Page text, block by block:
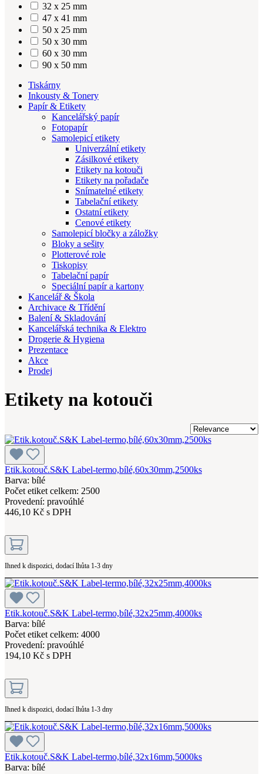
32 x 25 mm
47 x 41 mm
50 x 25 mm
50 x 30 mm
60 x 30 mm
90 x 50 mm
Tiskárny
Inkousty & Tonery
Papír & Etikety
Kancelářský papír
Fotopapír
Samolepicí etikety
Univerzální etikety
Zásilkové etikety
Etikety na kotouči
Etikety na pořadače
Snímatelné etikety
Tabelační etikety
Ostatní etikety
Cenové etikety
Samolepicí bločky a záložky
Bloky a sešity
Plotterové role
Tiskopisy
Tabelační papír
Speciální papír a kartony
Kancelář & Škola
Archivace & Třídění
Balení & Skladování
Kancelářská technika & Elektro
Drogerie & Hygiena
Prezentace
Akce
Prodej
Etikety na kotouči
Etik.kotouč.S&K Label-termo,bílé,60x30mm,2500ks
Barva: bílé
Počet etiket celkem: 2500
Provedení: pravoúhlé
446,10 Kč s DPH
Ihned k dispozici, dodací lhůta 1-3 dny
Etik.kotouč.S&K Label-termo,bílé,32x25mm,4000ks
Barva: bílé
Počet etiket celkem: 4000
Provedení: pravoúhlé
194,10 Kč s DPH
Ihned k dispozici, dodací lhůta 1-3 dny
Etik.kotouč.S&K Label-termo,bílé,32x16mm,5000ks
Barva: bílé